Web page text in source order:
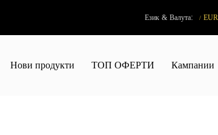
Език & Валута: / EUR
Нови продукти ТОП ОФЕРТИ Кампании